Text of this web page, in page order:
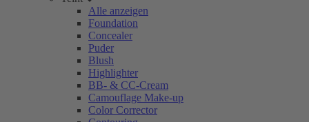
Alle anzeigen
Foundation
Concealer
Puder
Blush
Highlighter
BB- & CC-Cream
Camouflage Make-up
Color Corrector